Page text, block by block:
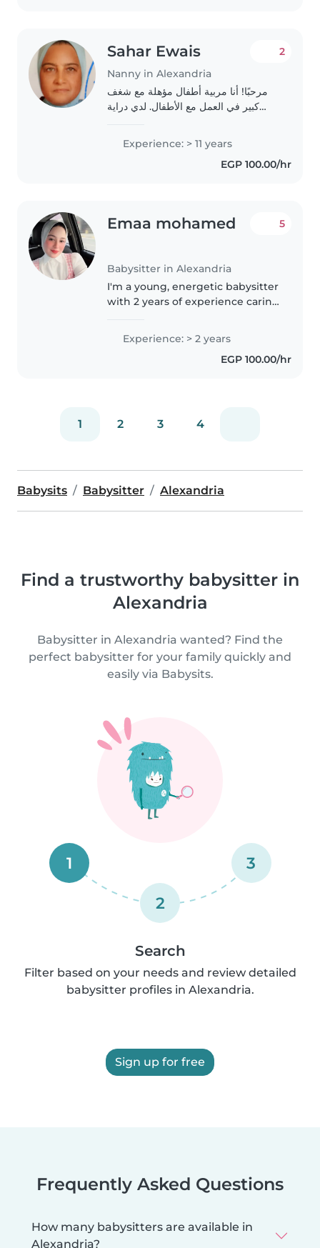
Sahar Ewais
Nanny in Alexandria
2
مرحبًا! أنا مربية أطفال مؤهلة مع شغف
كبير في العمل مع الأطفال. لدي دراية
الأطفال في المدرسة الابتدائية.، وأحب أن
Experience: > 11 years
EGP 100.00/hr
Emaa mohamed
Babysitter in Alexandria
5
I'm a young, energetic babysitter
with 2 years of experience caring
both English and French, which
can be a fun way to engage kids
in language learning...
Experience: > 2 years
EGP 100.00/hr
1 2 3 4
Babysits Babysitter Alexandria
Find a trustworthy babysitter in
Alexandria
Babysitter in Alexandria wanted? Find the
perfect babysitter for your family quickly and
easily via Babysits.
1
2
3
Search
Filter based on your needs and review detailed
babysitter profiles in Alexandria.
Sign up for free
Frequently Asked Questions
How many babysitters are available in
Alexandria?